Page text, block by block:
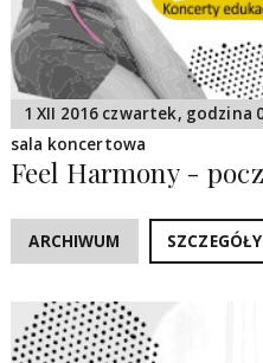
1 XII 2016 czwartek, godzina
sala koncertowa
Feel Harmony -
ARCHIWUM